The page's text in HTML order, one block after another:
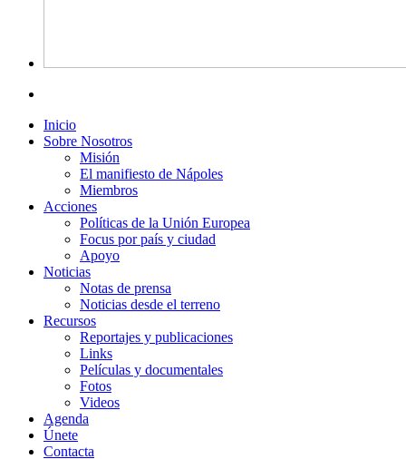
Inicio
Sobre Nosotros
Misión
El manifiesto de Nápoles
Miembros
Acciones
Políticas de la Unión Europea
Focus por país y ciudad
Apoyo
Noticias
Notas de prensa
Noticias desde el terreno
Recursos
Reportajes y publicaciones
Links
Películas y documentales
Fotos
Videos
Agenda
Únete
Contacta